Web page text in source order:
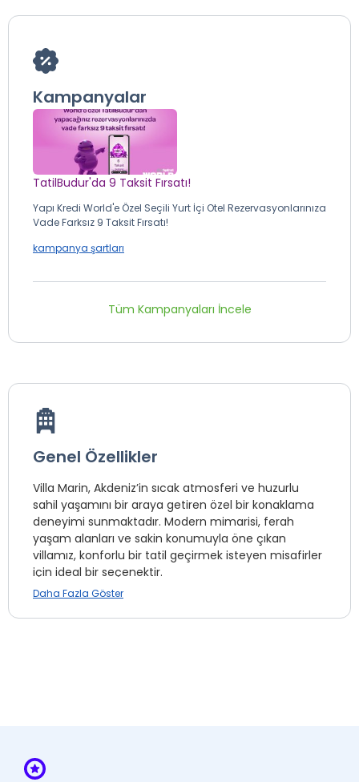
Kampanyalar
TatilBudur'da 9 Taksit Fırsatı!
Yapı Kredi World'e Özel Seçili Yurt İçi Otel Rezervasyonlarınıza
Vade Farksız 9 Taksit Fırsatı!
kampanya şartları
Tüm Kampanyaları İncele
Genel Özellikler
Villa Marin, Akdeniz’in sıcak atmosferi ve huzurlu
sahil yaşamını bir araya getiren özel bir konaklama
deneyimi sunmaktadır. Modern mimarisi, ferah
yaşam alanları ve sakin konumuyla öne çıkan
villamız, konforlu bir tatil geçirmek isteyen misafirler
için ideal bir seçenektir.
hem de Mersin’in doğal güzelliklerini keşfetmek
Daha Fazla Göster